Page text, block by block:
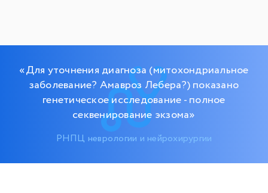
«Для уточнения диагноза (митохондриальное
заболевание? Амавроз Лебера?) показано
генетическое исследование - полное
секвенирование экзома»
РНПЦ неврологии и нейрохирургии